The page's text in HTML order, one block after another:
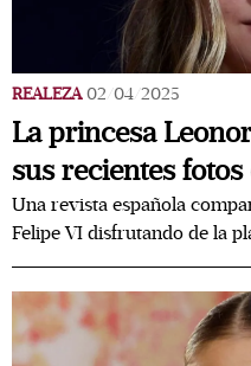
REALEZA 02/04/2025
La princesa
sus recientes
Una revista española
Felipe VI disfrutando de la